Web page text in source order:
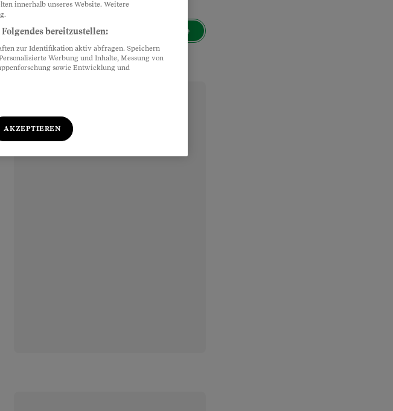
Suche
innerhalb unseres Website. Weitere
bereitzustellen:
zur Identifikation aktiv abfragen. Speichern
Werbung und Inhalte, Messung von
sowie Entwicklung und
AKZEPTIEREN